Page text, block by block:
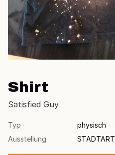
Shirt
Satisfied Guy
Typ
physisch
Ausstellung
STADTART